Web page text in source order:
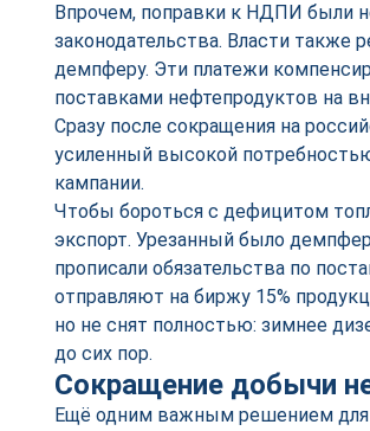
Впрочем, поправки к НДПИ были
законодательства. Власти
демпферу. Эти платежи
поставками нефтепродуктов на
Сразу после сокращения на
усиленный высокой
кампании.
Чтобы бороться с дефицитом
экспорт. Урезанный было
прописали обязательства по
отправляют на биржу 15%
но не снят полностью: зимнее
до сих пор.
Сокращение добычи
Ещё одним важным решением для